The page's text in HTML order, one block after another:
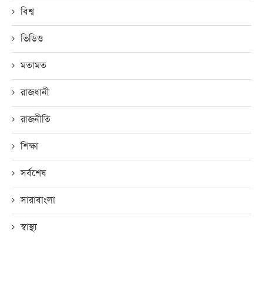
বিশ্ব
ভিডিও
মতামত
রাজধানী
রাজনীতি
শিক্ষা
সর্বশেষ
সারাবাংলা
স্বাস্থ্য